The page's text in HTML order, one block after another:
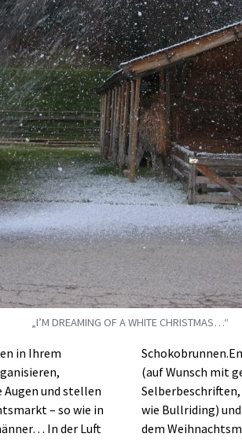
„I’M DREAMING OF A WHITE CHRISTMAS…“
in Ihrem
Augen und stellen
– so wie in
In der Luft
(auf Wunsch mit
wie Bullriding)
dem